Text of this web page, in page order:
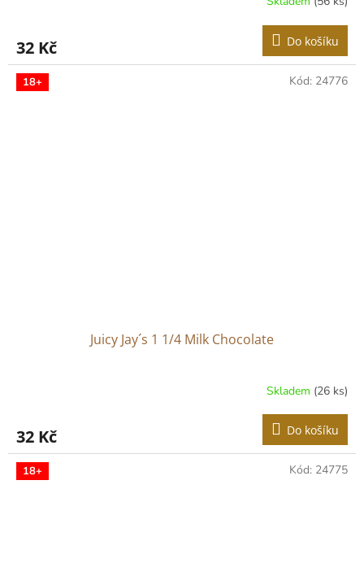
32 Kč Do košíku
18+
Juicy Jay´s 1 1/4 Milk Chocolate
Skladem (26 ks)
32 Kč Do košíku
Kód: 24776
18+ Kód: 24775